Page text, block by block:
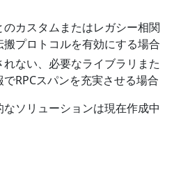
カスタムまたはレガシー相関
プロトコルを有効にする場合
ない、必要なライブラリまた
RPCスパンを充実させる場合
ソリューションは現在作成中